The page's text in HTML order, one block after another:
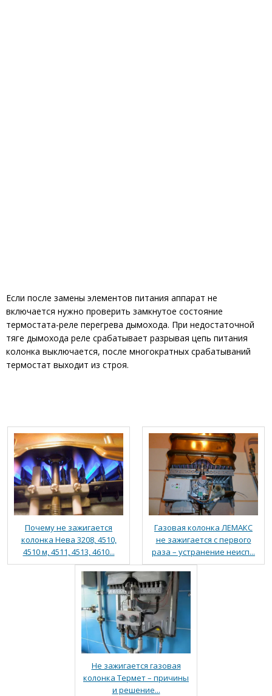
Если после замены элементов питания аппарат не
включается нужно проверить замкнутое состояние
термостата-реле перегрева дымохода. При недостаточной
тяге дымохода реле срабатывает разрывая цепь питания
колонка выключается, после многократных срабатываний
термостат выходит из строя.
Почему не зажигается
колонка Нева 3208, 4510,
4510 м, 4511, 4513, 4610...
Газовая колонка ЛЕМАКС
не зажигается с первого
раза – устранение неисп...
Не зажигается газовая
колонка Термет – причины
и решение...